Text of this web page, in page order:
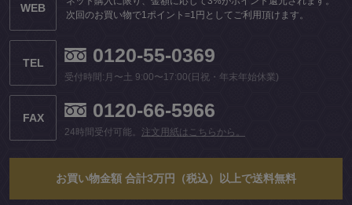
WEB
次回のお買い物で1ポイント=1円としてご利用頂けます。
TEL 0120-55-0369
受付時間:月〜土 9:00〜17:00(日祝・年末年始休業)
FAX 0120-66-5966
24時間受付可能。 注文用紙はこちらから。
お買い物金額 合計3万円（税込）以上で送料無料